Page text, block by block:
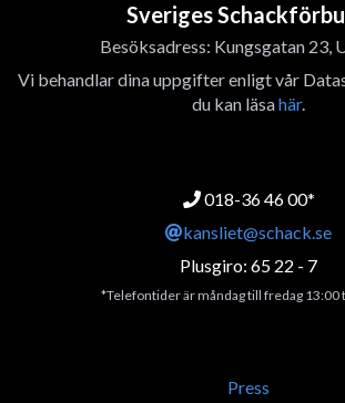
Sveriges
Besöksadress: Kungsgatan 23,
Vi behandlar dina uppgifter enligt vår
du kan läsahär.
018-36 46 00*
kansliet@schack.se
Plusgiro: 65 22 - 7
*Telefontider är måndag till fredag 13:00
Press